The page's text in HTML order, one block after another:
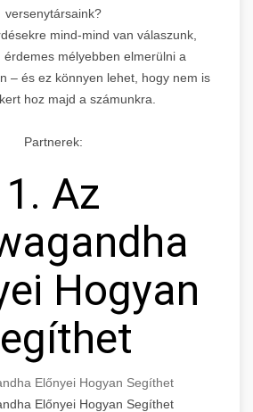
versenytársaink?
mind-mind van válaszunk,
érdemes mélyebben elmerülni a
– és ez könnyen lehet, hogy nem is
hoz majd a számunkra.
Partnerek:
1. Az
Hogyan
Előnyei Hogyan Segíthet
Előnyei Hogyan Segíthet